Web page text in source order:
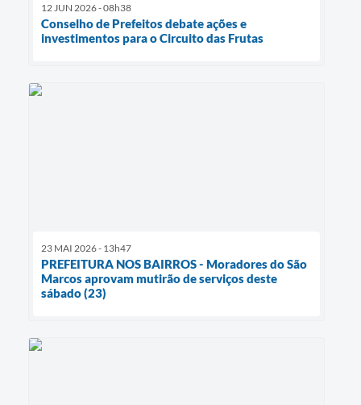
12 JUN 2026 - 08h38
Conselho de Prefeitos debate ações e
investimentos para o Circuito das Frutas
23 MAI 2026 - 13h47
PREFEITURA NOS BAIRROS - Moradores do São
Marcos aprovam mutirão de serviços deste
sábado (23)